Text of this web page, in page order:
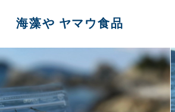
海藻や ヤマウ食品